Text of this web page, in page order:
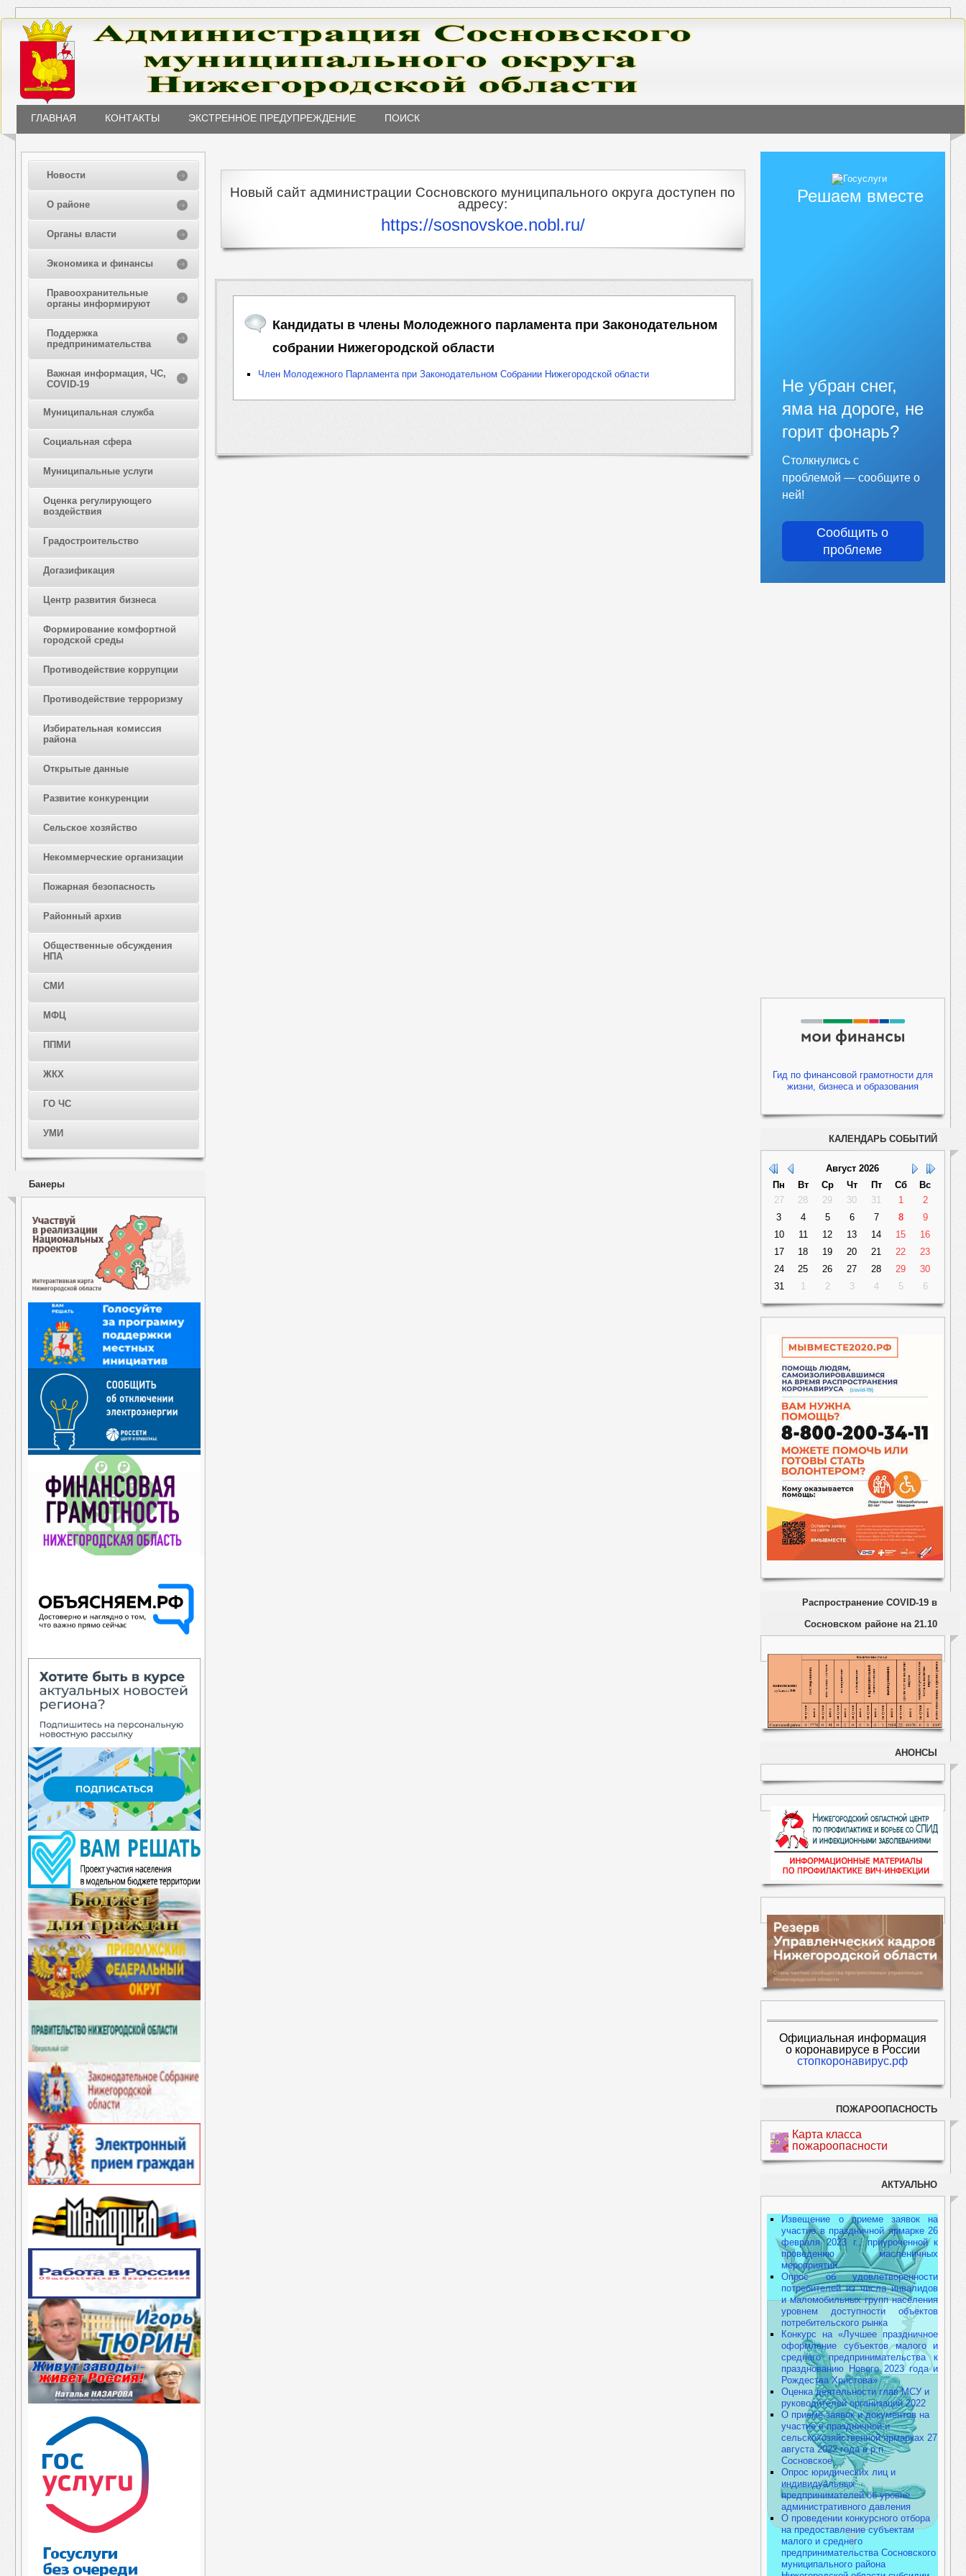
ГЛАВНАЯ КОНТАКТЫ ЭКСТРЕННОЕ ПРЕДУПРЕЖДЕНИЕ ПОИСК
Новости
О районе
Органы власти
Экономика и финансы
Правоохранительные
органы информируют
Поддержка
предпринимательства
Важная информация, ЧС,
COVID-19
Муниципальная служба
Социальная сфера
Муниципальные услуги
Оценка регулирующего
воздействия
Градостроительство
Догазификация
Центр развития бизнеса
Формирование комфортной
городской среды
Противодействие коррупции
Противодействие терроризму
Избирательная комиссия
района
Открытые данные
Развитие конкуренции
Сельское хозяйство
Некоммерческие организации
Пожарная безопасность
Районный архив
Общественные обсуждения
НПА
СМИ
МФЦ
ППМИ
ЖКХ
ГО ЧС
УМИ
Банеры
Новый сайт администрации Сосновского муниципального округа доступен по
адресу:
https://sosnovskoe.nobl.ru/
Кандидаты в члены Молодежного парламента при Законодательном
собрании Нижегородской области
Член Молодежного Парламента при Законодательном Собрании Нижегородской области
Решаем вместе
Не убран снег,
яма на дороге, не
горит фонарь?
Столкнулись с
проблемой — сообщите о
ней!
Сообщить о
проблеме
Гид по финансовой грамотности для
жизни, бизнеса и образования
КАЛЕНДАРЬ СОБЫТИЙ
Август 2026
Пн
Вт Ср Чт Пт Сб
Вс
27
28 29 30 31 1
2
3
4 5 6 7 8
9
10
11 12 13 14 15
16
17
18 19 20 21 22
23
24
25 26 27 28 29
30
31
1 2 3 4 5 6
Распространение COVID-19 в
Сосновском районе на 21.10
АНОНСЫ
Официальная информация
о коронавирусе в России
стопкоронавирус.рф
ПОЖАРООПАСНОСТЬ
Карта класса
пожароопасности
АКТУАЛЬНО
Извещение о приеме заявок на
участие в праздничной ярмарке 26
февраля 2023 г., приуроченной к
проведению масленичных
мероприятий
Опрос об удовлетворенности
потребителей из числа инвалидов
и маломобильных групп населения
уровнем доступности объектов
потребительского рынка
Конкурс на «Лучшее праздничное
оформление субъектов малого и
среднего предпринимательства к
празднованию Нового 2023 года и
Рождества Христова»
Оценка деятельности глав МСУ и
руководителей организаций 2022
О приеме заявок и документов на
участие в праздничной и
сельскохозяйственной ярмарках 27
августа 2022 года в р.п.
Сосновское
Опрос юридических лиц и
индивидуальных
предпринимателей об уровне
административного давления
О проведении конкурсного отбора
на предоставление субъектам
малого и среднего
предпринимательства Сосновского
муниципального района